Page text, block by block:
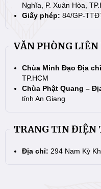
Nghĩa, P. Xuân Hòa,
Giấy phép: 84/GP-
VĂN PHÒNG LIÊN
Chùa Minh Đạo Địa
TP.HCM
Chùa Phật Quang –
tỉnh An Giang
TRANG TIN ĐIỆN
Địa chỉ: 294 Nam Kỳ